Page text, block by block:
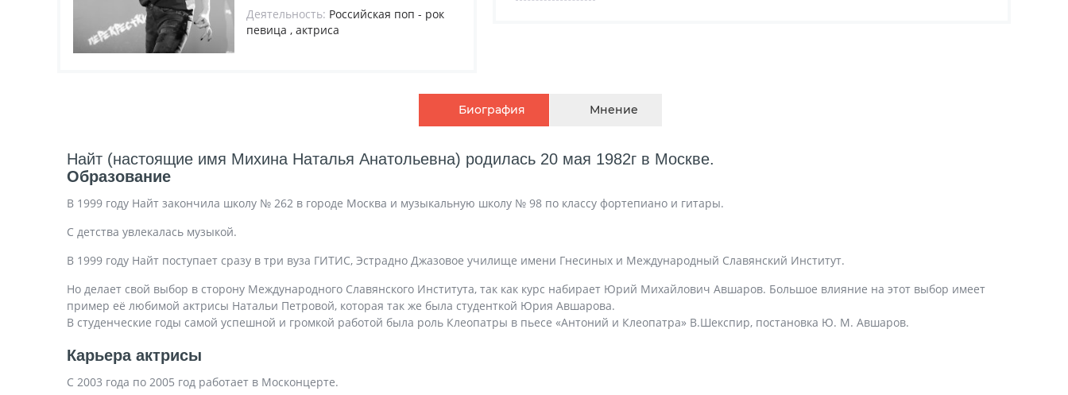
Деятельность: Российская поп - рок
певица , актриса
Биография Мнение
Найт (настоящие имя Михина Наталья Анатольевна) родилась 20 мая 1982г в Москве.
Образование
В 1999 году Найт закончила школу № 262 в городе Москва и музыкальную школу № 98 по классу фортепиано и гитары.
С детства увлекалась музыкой.
В 1999 году Найт поступает сразу в три вуза ГИТИС, Эстрадно Джазовое училище имени Гнесиных и Международный Славянский Институт.
Но делает свой выбор в сторону Международного Славянского Института, так как курс набирает Юрий Михайлович Авшаров. Большое влияние на этот выбор имеет
пример её любимой актрисы Натальи Петровой, которая так же была студенткой Юрия Авшарова.
В студенческие годы самой успешной и громкой работой была роль Клеопатры в пьесе «Антоний и Клеопатра» В.Шекспир, постановка Ю. М. Авшаров.
Карьера актрисы
С 2003 года по 2005 год работает в Москонцерте.